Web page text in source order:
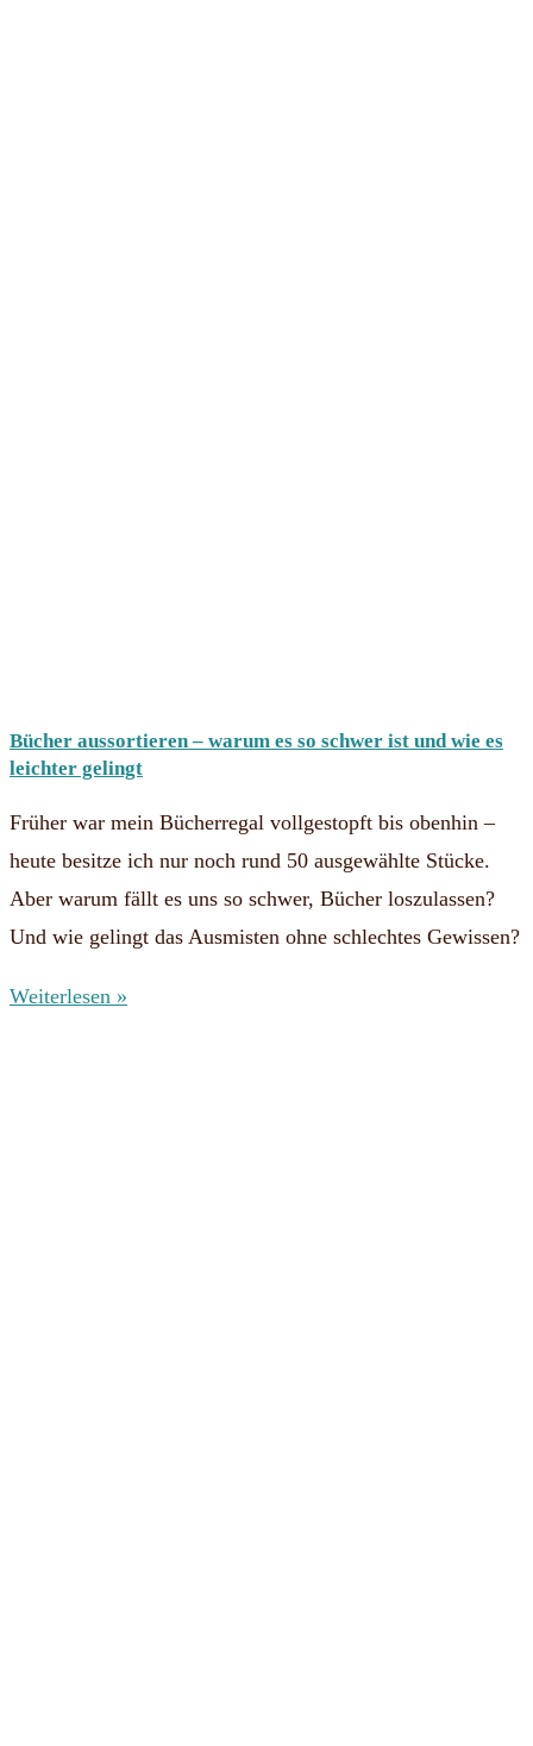
Bücher aussortieren – warum es so schwer ist und wie es
leichter gelingt
Früher war mein Bücherregal vollgestopft bis obenhin –
heute besitze ich nur noch rund 50 ausgewählte Stücke.
Aber warum fällt es uns so schwer, Bücher loszulassen?
Und wie gelingt das Ausmisten ohne schlechtes Gewissen?
Weiterlesen »